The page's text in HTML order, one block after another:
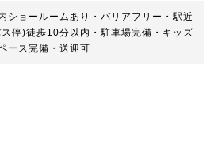
ショールームあり・バリアフリー・駅近
停)徒歩10分以内・駐車場完備・キッズ
ース完備・送迎可